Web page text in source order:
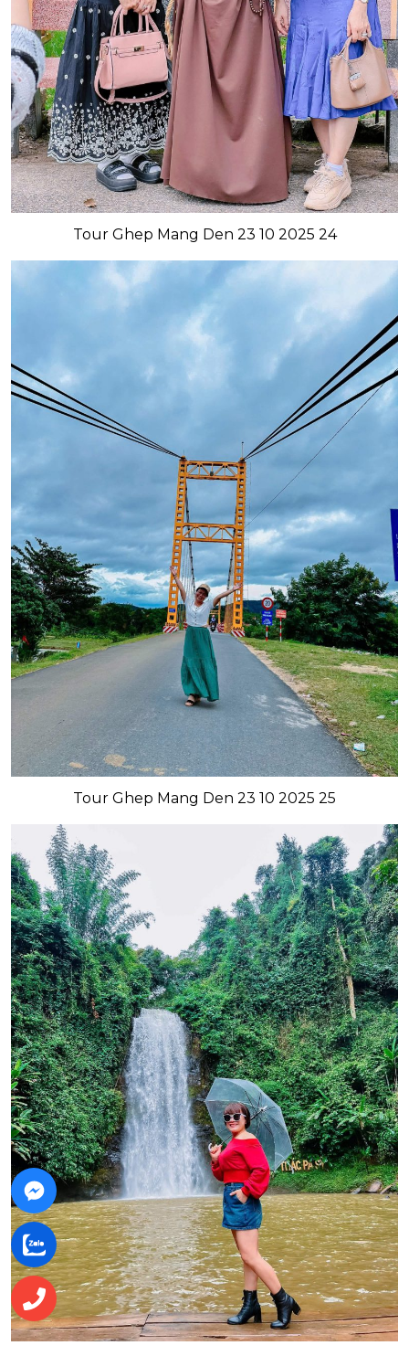
Tour Ghep Mang Den 23 10 2025 24
Tour Ghep Mang Den 23 10 2025 25